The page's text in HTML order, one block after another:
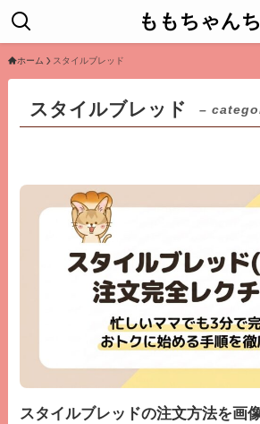
ももちゃんち
ホーム スタイルブレッド
スタイルブレッド –
スタイルブレッドの注文方法を画